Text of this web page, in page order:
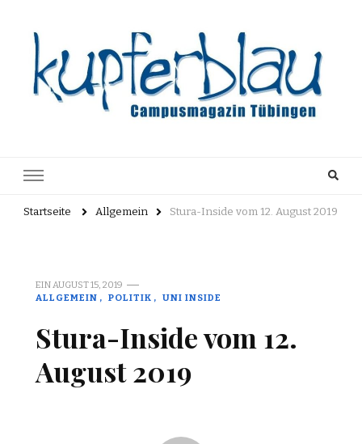
Archiv
Startseite Allgemein Stura-Inside vom 12. August 2019
EIN AUGUST 15, 2019
ALLGEMEIN
POLITIK UNI INSIDE
Stura-Inside vom 12.
August 2019